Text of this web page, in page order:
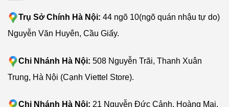
Trụ Sở Chính Hà Nội: 44 ngõ 10(ngõ quán nhậu tự do)
Nguyễn Văn Huyên, Cầu Giấy.
Chi Nhánh Hà Nội: 508 Nguyễn Trãi, Thanh Xuân
Trung, Hà Nội (Cạnh Viettel Store).
Chi Nhánh Hà Nội: 21 Nguyễn Đức Cảnh, Hoàng Mai,